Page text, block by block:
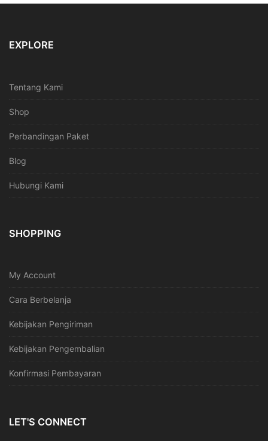
EXPLORE
Tentang Kami
Shop
Perbandingan Paket
Blog
Hubungi Kami
SHOPPING
My Account
Cara Berbelanja
Kebijakan Pengiriman
Kebijakan Pengembalian
Konfirmasi Pembayaran
LET'S CONNECT